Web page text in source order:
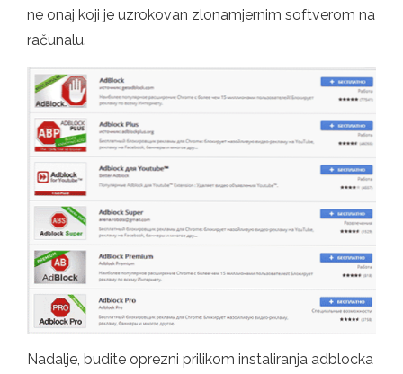
ne onaj koji je uzrokovan zlonamjernim softverom na
računalu.
Nadalje, budite oprezni prilikom instaliranja adblocka